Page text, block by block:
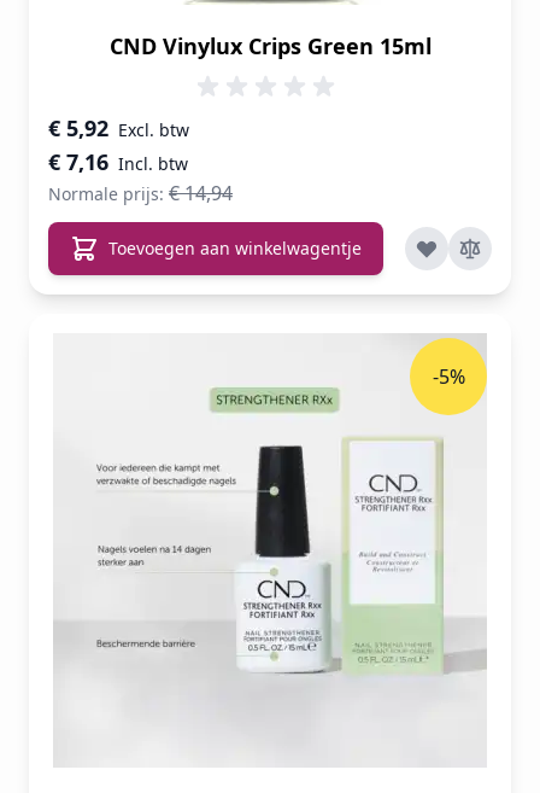
CND Vinylux Crips Green 15ml
Speciale prijs
€ 7,16
€ 5,92
Normale prijs: € 14,94
Toevoegen aan winkelwagentje
-5%